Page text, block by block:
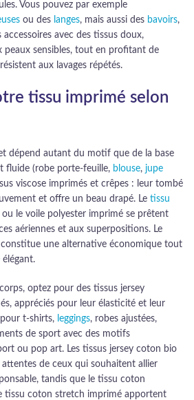
Vous pouvez par exemple
ou des langes, mais aussi des bavoirs,
avec des tissus doux,
peaux sensibles, tout en profitant de
aux lavages répétés.
tissu imprimé selon
dépend autant du motif que de la base
fluide (robe porte-feuille, blouse, jupe
viscose imprimés et crêpes : leur tombé
et offre un beau drapé. Le tissu
ou le voile polyester imprimé se prêtent
aériennes et aux superpositions. Le
une alternative économique tout
optez pour des tissus jersey
appréciés pour leur élasticité et leur
t-shirts, leggings, robes ajustées,
de sport avec des motifs
ou pop art. Les tissus jersey coton bio
de ceux qui souhaitent allier
tandis que le tissu coton
tissu coton stretch imprimé apportent